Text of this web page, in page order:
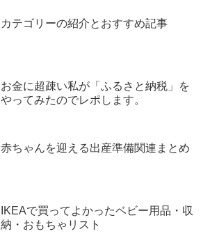
カテゴリーの紹介とおすすめ記事
お金に超疎い私が「ふるさと納税」を
やってみたのでレポします。
赤ちゃんを迎える出産準備関連まとめ
IKEAで買ってよかったベビー用品・収
納・おもちゃリスト